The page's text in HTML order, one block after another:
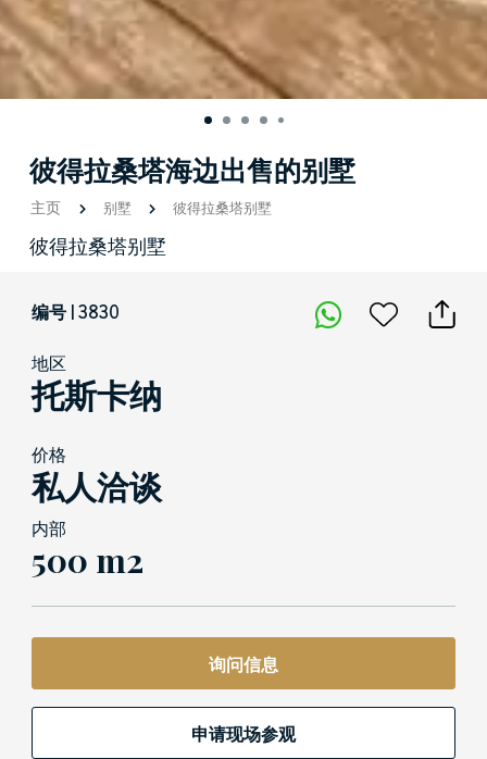
彼得拉桑塔海边出售的别墅
主页 别墅 彼得拉桑塔别墅
彼得拉桑塔别墅
编号 | 3830
地区
托斯卡纳
价格
私人洽谈
内部
500 m2
询问信息
申请现场参观